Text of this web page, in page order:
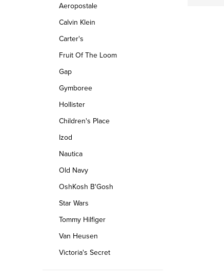
Aeropostale
Calvin Klein
Carter's
Fruit Of The Loom
Gap
Gymboree
Hollister
Children's Place
Izod
Nautica
Old Navy
OshKosh B'Gosh
Star Wars
Tommy Hilfiger
Van Heusen
Victoria's Secret